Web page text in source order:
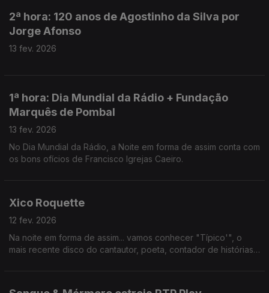
2ª hora: 120 anos de Agostinho da Silva por
Jorge Afonso
13 fev. 2026
1ª hora: Dia Mundial da Rádio + Fundação
Marquês de Pombal
13 fev. 2026
No Dia Mundial da Rádio, a Noite em forma de assim conta com
os bons ofícios de Francisco Igrejas Caeiro.
Xico Roquette
12 fev. 2026
Na noite em forma de assim... vamos conhecer "Típico'", o
mais recente disco do cantautor, poeta, contador de histórias,